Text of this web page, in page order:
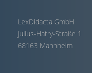
LexDidacta GmbH
Julius-Hatry-Straße 1
68163 Mannheim